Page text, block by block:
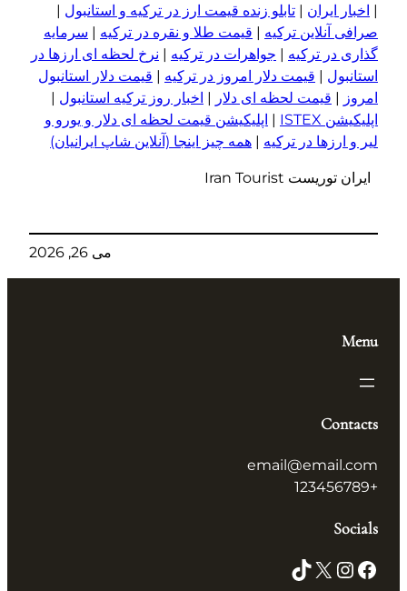
| اخبار ایران | تابلو زنده قیمت ارز در ترکیه و استانبول |
صرافی آنلاین ترکیه | قیمت طلا و نقره در ترکیه | سرمایه
گذاری در ترکیه | جواهرات در ترکیه | نرخ لحظه ای ارزها در
استانبول | قیمت دلار امروز در ترکیه | قیمت دلار استانبول
امروز | قیمت لحظه ای دلار | اخبار روز ترکیه استانبول |
اپلیکیشن ISTEX
| اپلیکیشن قیمت لحظه ای دلار و یورو و
لیر و ار زها در ترکیه | همه چیز اینجا (آنلاین شاپ ایرانیان)
ایران توریست Iran Tourist
می 26, 2026
Menu
Contacts
email@email.com
+123456789
Socials
Facebook
Instagram
X
TikTok